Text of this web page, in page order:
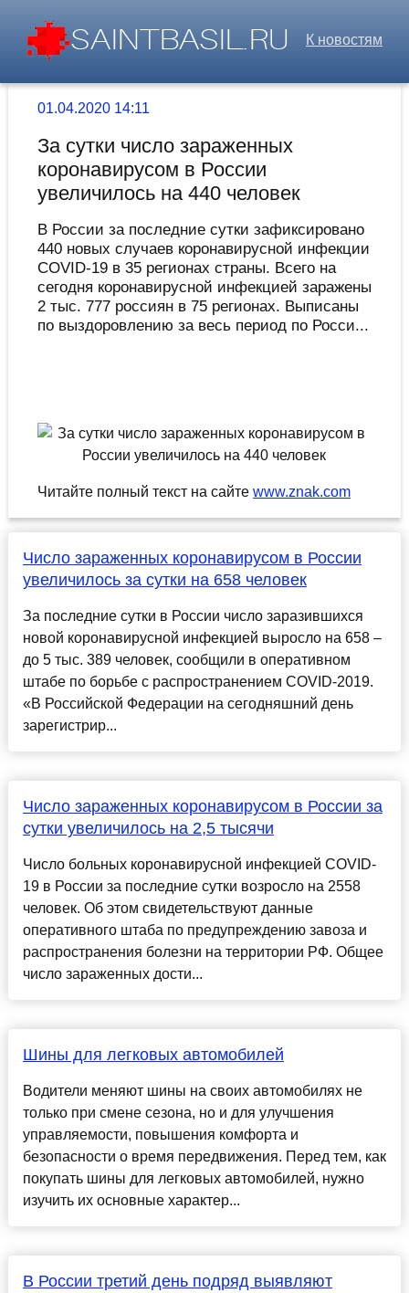
К новостям
01.04.2020 14:11
За сутки число зараженных
коронавирусом в России
увеличилось на 440 человек
В России за последние сутки зафиксировано
440 новых случаев коронавирусной инфекции
COVID-19 в 35 регионах страны. Всего на
сегодня коронавирусной инфекцией заражены
2 тыс. 777 россиян в 75 регионах. Выписаны
по выздоровлению за весь период по Росси...
Читайте полный текст на сайте www.znak.com
Число зараженных коронавирусом в России
увеличилось за сутки на 658 человек
За последние сутки в России число заразившихся
новой коронавирусной инфекцией выросло на 658 –
до 5 тыс. 389 человек, сообщили в оперативном
штабе по борьбе с распространением COVID-2019.
«В Российской Федерации на сегодняшний день
зарегистрир...
Число зараженных коронавирусом в России за
сутки увеличилось на 2,5 тысячи
Число больных коронавирусной инфекцией COVID-
19 в России за последние сутки возросло на 2558
человек. Об этом свидетельствуют данные
оперативного штаба по предупреждению завоза и
распространения болезни на территории РФ. Общее
число зараженных дости...
Шины для легковых автомобилей
Водители меняют шины на своих автомобилях не
только при смене сезона, но и для улучшения
управляемости, повышения комфорта и
безопасности о время передвижения. Перед тем, как
покупать шины для легковых автомобилей, нужно
изучить их основные характер...
В России третий день подряд выявляют